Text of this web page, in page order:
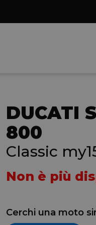
DUCATI
800
Classic
Non è più
Cerchi una moto